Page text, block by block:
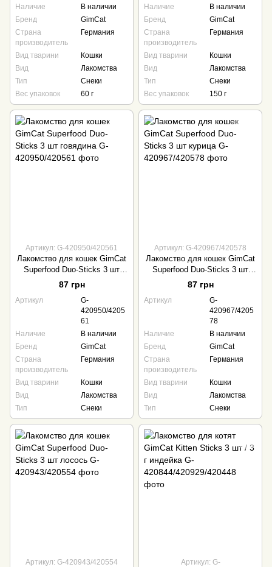
Наличие
В наличии
Бренд
GimCat
Страна
производитель
Германия
Вид тварини
Кошки
Вид
Лакомства
Тип
Снеки
Вес упаковок
60 г
Наличие
В наличии
Бренд
GimCat
Страна
производитель
Германия
Вид тварини
Кошки
Вид
Лакомства
Тип
Снеки
Вес упаковок
150 г
Артикул: G-420950/420561
Лакомство для кошек GimCat
Superfood Duo-Sticks 3 шт
говядина
87 грн
Артикул
G-
420950/4205
61
Наличие
В наличии
Бренд
GimCat
Страна
производитель
Германия
Вид тварини
Кошки
Вид
Лакомства
Тип
Снеки
Артикул: G-420967/420578
Лакомство для кошек GimCat
Superfood Duo-Sticks 3 шт
курица
87 грн
Артикул
G-
420967/4205
78
Наличие
В наличии
Бренд
GimCat
Страна
производитель
Германия
Вид тварини
Кошки
Вид
Лакомства
Тип
Снеки
Артикул: G-420943/420554 Артикул: G-